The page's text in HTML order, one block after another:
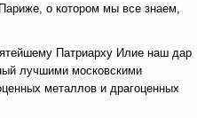
Париже, о котором мы все знаем,
Патриарху Илие наш дар
лучшими московскими
металлов и драгоценных